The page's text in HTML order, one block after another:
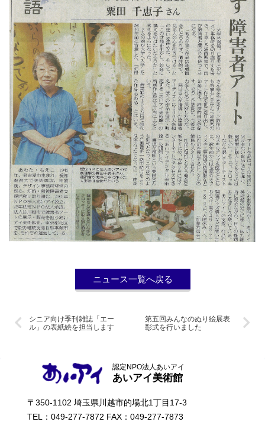
ニュース一覧へ戻る
シニア向け季刊雑誌「エー
ル」の表紙絵を担当します
第五回みんなのぬり絵展表
彰式を行いました
認定NPO法人あいアイ
あいアイ美術館
〒350-1102 埼玉県川越市的場北1丁目17-3
TEL：049-277-7872 FAX：049-277-7873